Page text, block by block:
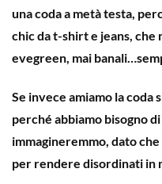
unacoda a metàtesta,
chic da t-shirt e jeans, che
evegreen, mai
Se invece amiamo lacoda
perché abbiamo bisogno
immagineremmo, dato
per rendere disordinati in